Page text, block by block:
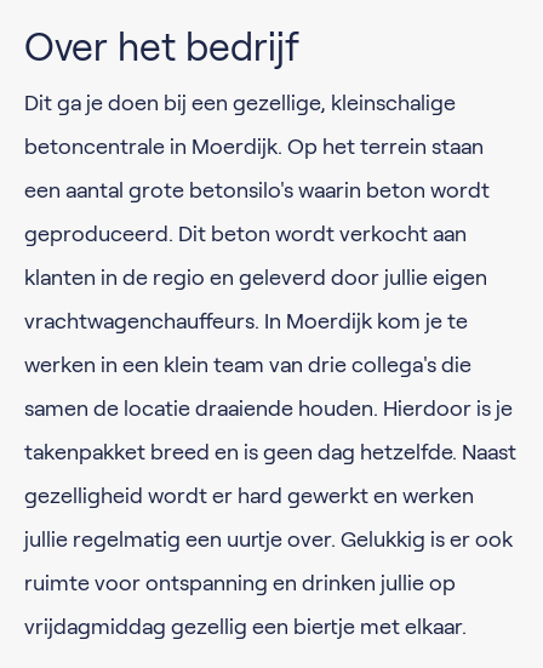
Over het bedrijf
Dit ga je doen bij een gezellige, kleinschalige
betoncentrale in Moerdijk. Op het terrein staan
een aantal grote betonsilo's waarin beton wordt
geproduceerd. Dit beton wordt verkocht aan
klanten in de regio en geleverd door jullie eigen
vrachtwagenchauffeurs. In Moerdijk kom je te
werken in een klein team van drie collega's die
samen de locatie draaiende houden. Hierdoor is je
takenpakket breed en is geen dag hetzelfde. Naast
gezelligheid wordt er hard gewerkt en werken
jullie regelmatig een uurtje over. Gelukkig is er ook
ruimte voor ontspanning en drinken jullie op
vrijdagmiddag gezellig een biertje met elkaar.